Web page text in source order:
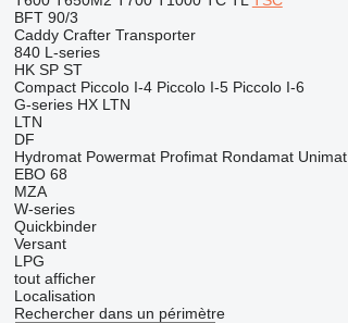
BFT 90/3
Caddy Crafter Transporter
840 L-series
HK SP ST
Compact Piccolo I-4 Piccolo I-5 Piccolo I-6
G-series HX LTN
LTN
DF
Hydromat Powermat Profimat Rondamat Unimat
EBO 68
MZA
W-series
Quickbinder
Versant
LPG
tout afficher
Localisation
Rechercher dans un périmètre